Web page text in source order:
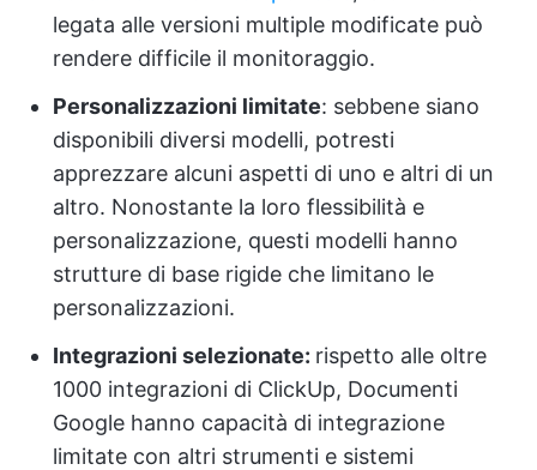
legata alle versioni multiple modificate può
rendere difficile il monitoraggio.
Personalizzazioni limitate: sebbene siano
disponibili diversi modelli, potresti
apprezzare alcuni aspetti di uno e altri di un
altro. Nonostante la loro flessibilità e
personalizzazione, questi modelli hanno
strutture di base rigide che limitano le
personalizzazioni.
Integrazioni selezionate: rispetto alle oltre
1000 integrazioni di ClickUp, Documenti
Google hanno capacità di integrazione
limitate con altri strumenti e sistemi